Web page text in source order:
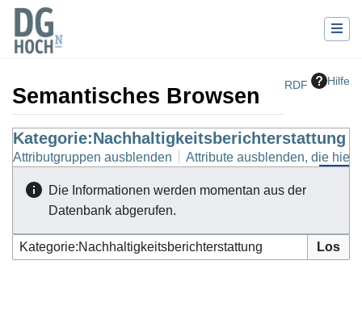
RDF Hilfe
Semantisches Browsen
Wechseln zu:Navigation,Suche
Kategorie:Nachhaltigkeitsberichterstattung
Attributgruppen ausblenden Attribute ausblenden, die
Die Informationen werden momentan aus der
Datenbank abgerufen.